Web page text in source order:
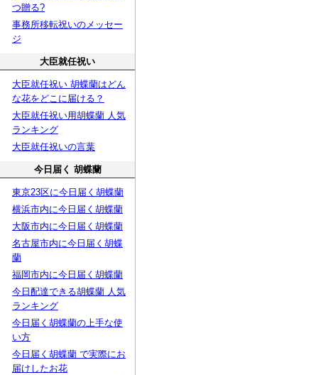
つ贈る?
事務所移転祝いのメッセー
ジ
大臣就任祝い
大臣就任祝い 胡蝶蘭はどん
な花をどこに届ける？
大臣就任祝い用胡蝶蘭 人気
ランキング
大臣就任祝いの言葉
今日届く 胡蝶蘭
東京23区に今日届く胡蝶蘭
横浜市内に今日届く胡蝶蘭
大阪市内に今日届く胡蝶蘭
名古屋市内に今日届く胡蝶
蘭
福岡市内に今日届く胡蝶蘭
今日配達できる胡蝶蘭 人気
ランキング
今日届く胡蝶蘭の上手な使
い方
今日届く胡蝶蘭 で実際にお
届けしたお花